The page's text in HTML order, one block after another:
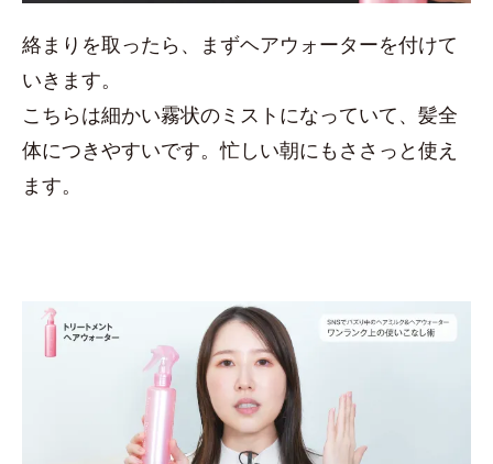
絡まりを取ったら、まずヘアウォーターを付けて
いきます。
こちらは細かい霧状のミストになっていて、髪全
体につきやすいです。忙しい朝にもささっと使え
ます。